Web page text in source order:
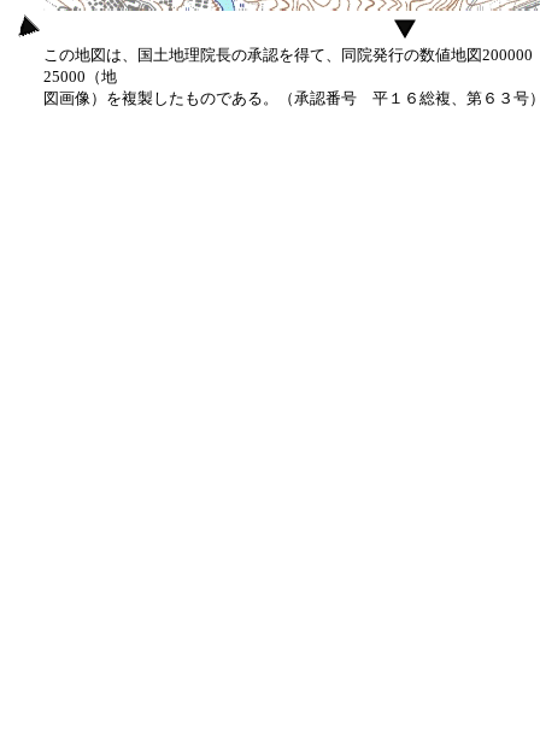
この地図は、国土地理院長の承認を得て、同院発行の数値地図
25000（地
図画像）を複製したものである。（承認番号 平１６総複、第６３号